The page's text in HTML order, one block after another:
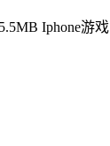
Iphone游戏